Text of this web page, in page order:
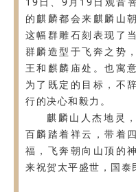
的麒麟都会来麒麟山
这幅群雕石刻表现了
群麟造型于飞奔之势
王和麒麟庙处。也寓
为了既定的目标，不
行的决心和毅力。
麒麟山人杰地灵
百麟踏着祥云，带着
福，飞奔朝向山顶的
来祝贺太平盛世，国泰